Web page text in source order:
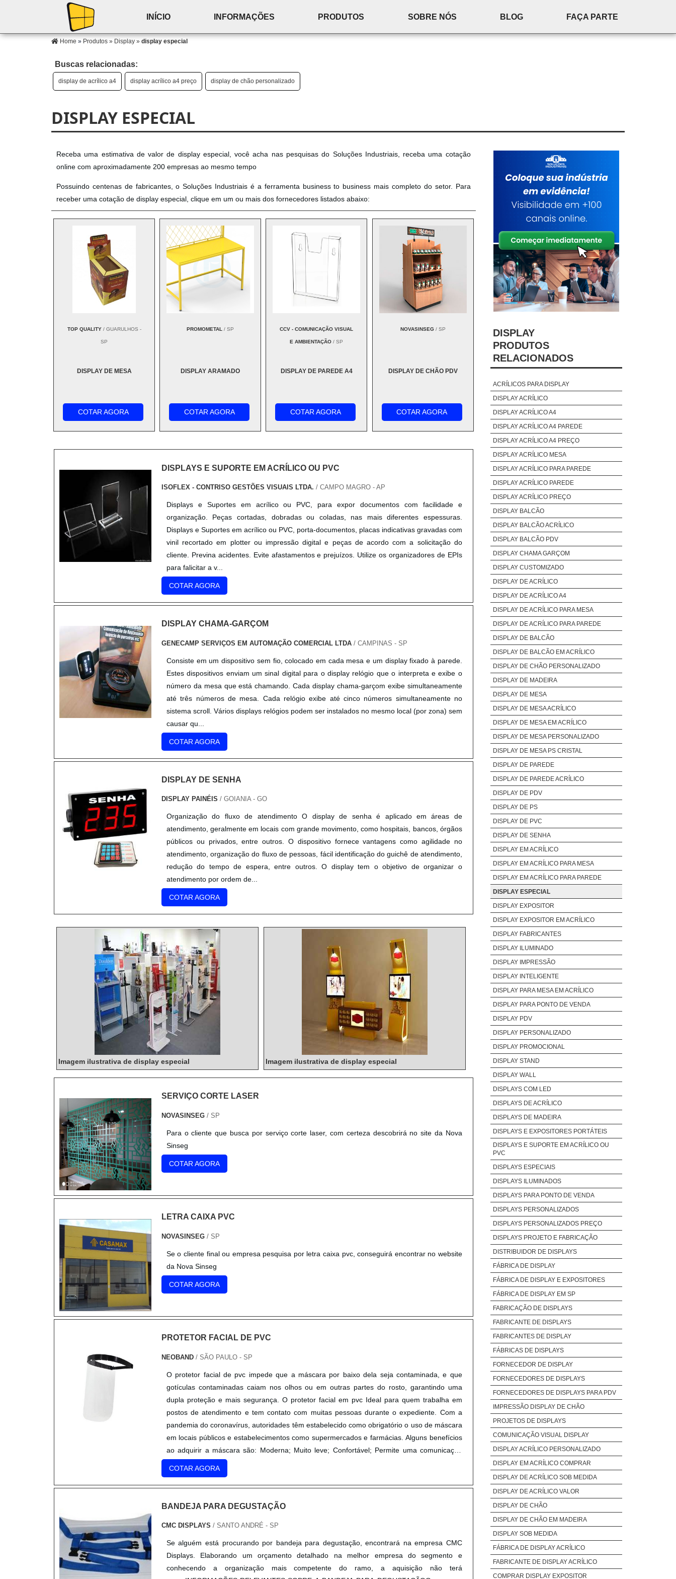
INÍCIO INFORMAÇÕES PRODUTOS SOBRE NÓS BLOG FAÇA PARTE
Home » Produtos » Display » display especial
Buscas relacionadas:
display de acrílico a4 display acrílico a4 preço display de chão personalizado
DISPLAY ESPECIAL
Receba uma estimativa de valor de display especial, você acha nas pesquisas do Soluções Industriais, receba uma cotação
online com aproximadamente 200 empresas ao mesmo tempo
Possuindo centenas de fabricantes, o Soluções Industriais é a ferramenta business to business mais completo do setor. Para
receber uma cotação de display especial, clique em um ou mais dos fornecedores listados abaixo:
TOP QUALITY/ GUARULHOS -
SP
DISPLAY DE MESA
COTAR AGORA
PROMOMETAL / SP
DISPLAY ARAMADO
COTAR AGORA
CCV - COMUNICAÇÃO VISUAL
E AMBIENTAÇÃO / SP
DISPLAY DE PAREDE A4
COTAR AGORA
NOVASINSEG/ SP
DISPLAY DE CHÃO PDV
COTAR AGORA
DISPLAYS E SUPORTE EM ACRÍLICO OU PVC
ISOFLEX - CONTRISO GESTÕES VISUAIS LTDA. / CAMPO MAGRO - AP
Displays e Suportes em acrílico ou PVC, para expor documentos com facilidade e
organização. Peças cortadas, dobradas ou coladas, nas mais diferentes espessuras.
Displays e Suportes em acrílico ou PVC, porta-documentos, placas indicativas gravadas com
vinil recortado em plotter ou impressão digital e peças de acordo com a solicitação do
cliente. Previna acidentes. Evite afastamentos e prejuízos. Utilize os organizadores de EPIs
para falicitar a v...
COTAR AGORA
DISPLAY CHAMA-GARÇOM
GENECAMP SERVIÇOS EM AUTOMAÇÃO COMERCIAL LTDA / CAMPINAS - SP
Consiste em um dispositivo sem fio, colocado em cada mesa e um display fixado à parede.
Estes dispositivos enviam um sinal digital para o display relógio que o interpreta e exibe o
número da mesa que está chamando. Cada display chama-garçom exibe simultaneamente
até três números de mesa. Cada relógio exibe até cinco números simultaneamente no
sistema scroll. Vários displays relógios podem ser instalados no mesmo local (por zona) sem
causar qu...
COTAR AGORA
DISPLAY DE SENHA
DISPLAY PAINÉIS / GOIANIA - GO
Organização do fluxo de atendimento O display de senha é aplicado em áreas de
atendimento, geralmente em locais com grande movimento, como hospitais, bancos, órgãos
públicos ou privados, entre outros. O dispositivo fornece vantagens como agilidade no
atendimento, organização do fluxo de pessoas, fácil identificação do guichê de atendimento,
redução do tempo de espera, entre outros. O display tem o objetivo de organizar o
atendimento por ordem de...
COTAR AGORA
Imagem ilustrativa de display especial Imagem ilustrativa de display especial
SERVIÇO CORTE LASER
NOVASINSEG/ SP
Para o cliente que busca por serviço corte laser, com certeza descobrirá no site da Nova
Sinseg
COTAR AGORA
LETRA CAIXA PVC
NOVASINSEG/ SP
Se o cliente final ou empresa pesquisa por letra caixa pvc, conseguirá encontrar no website
da Nova Sinseg
COTAR AGORA
PROTETOR FACIAL DE PVC
NEOBAND/ SÃO PAULO - SP
O protetor facial de pvc impede que a máscara por baixo dela seja contaminada, e que
gotículas contaminadas caiam nos olhos ou em outras partes do rosto, garantindo uma
dupla proteção e mais segurança. O protetor facial em pvc Ideal para quem trabalha em
postos de atendimento e tem contato com muitas pessoas durante o expediente. Com a
pandemia do coronavírus, autoridades têm estabelecido como obrigatório o uso de máscara
em locais públicos e estabelecimentos como supermercados e farmácias. Alguns benefícios
ao adquirir a máscara são: Moderna; Muito leve; Confortável; Permite uma comunicação
clara; Adapta perfeitamente a óculos de grau, mantendo visibilidade nítida e translúcida;
Elástico de fixação ajustável; Altamente higiênica; Possui suporte anatômico de apoio na
testa do usuário; É reutilizável; Fácil desinfecção com álcool.O protetor facial fabricado em
pvc pode ser usada também por pessoas comuns, que buscam total proteção do rosto.
Utilizada em conjunto com máscaras convencionais, aumenta sua durabilidade. A principal
utilidade do protetor facial, no entanto, é no controle da epidemia, já que o vírus é
corretamente, cobrindo boca e nariz, a máscara consiste em uma barreira de proteção
COTAR AGORA
BANDEJA PARA DEGUSTAÇÃO
CMC DISPLAYS / SANTO ANDRÉ - SP
Se alguém está procurando por bandeja para degustação, encontrará na empresa CMC
Displays. Elaborando um orçamento detalhado na melhor empresa do segmento e
conhecendo a organização mais competente do ramo, a aquisição não terá
DISPLAY
PRODUTOS
RELACIONADOS
ACRÍLICOS PARA DISPLAY
DISPLAY ACRÍLICO
DISPLAY ACRÍLICO A4
DISPLAY ACRÍLICO A4 PAREDE
DISPLAY ACRÍLICO A4 PREÇO
DISPLAY ACRÍLICO MESA
DISPLAY ACRÍLICO PARA PAREDE
DISPLAY ACRÍLICO PAREDE
DISPLAY ACRÍLICO PREÇO
DISPLAY BALCÃO
DISPLAY BALCÃO ACRÍLICO
DISPLAY BALCÃO PDV
DISPLAY CHAMA GARÇOM
DISPLAY CUSTOMIZADO
DISPLAY DE ACRÍLICO
DISPLAY DE ACRÍLICO A4
DISPLAY DE ACRÍLICO PARA MESA
DISPLAY DE ACRÍLICO PARA PAREDE
DISPLAY DE BALCÃO
DISPLAY DE BALCÃO EM ACRÍLICO
DISPLAY DE CHÃO PERSONALIZADO
DISPLAY DE MADEIRA
DISPLAY DE MESA
DISPLAY DE MESA ACRÍLICO
DISPLAY DE MESA EM ACRÍLICO
DISPLAY DE MESA PERSONALIZADO
DISPLAY DE MESA PS CRISTAL
DISPLAY DE PAREDE
DISPLAY DE PAREDE ACRÍLICO
DISPLAY DE PDV
DISPLAY DE PS
DISPLAY DE PVC
DISPLAY DE SENHA
DISPLAY EM ACRÍLICO
DISPLAY EM ACRÍLICO PARA MESA
DISPLAY EM ACRÍLICO PARA PAREDE
DISPLAY ESPECIAL
DISPLAY EXPOSITOR
DISPLAY EXPOSITOR EM ACRÍLICO
DISPLAY FABRICANTES
DISPLAY ILUMINADO
DISPLAY IMPRESSÃO
DISPLAY INTELIGENTE
DISPLAY PARA MESA EM ACRÍLICO
DISPLAY PARA PONTO DE VENDA
DISPLAY PDV
DISPLAY PERSONALIZADO
DISPLAY PROMOCIONAL
DISPLAY STAND
DISPLAY WALL
DISPLAYS COM LED
DISPLAYS DE ACRÍLICO
DISPLAYS DE MADEIRA
DISPLAYS E EXPOSITORES PORTÁTEIS
DISPLAYS E SUPORTE EM ACRÍLICO OU
PVC
DISPLAYS ESPECIAIS
DISPLAYS ILUMINADOS
DISPLAYS PARA PONTO DE VENDA
DISPLAYS PERSONALIZADOS
DISPLAYS PERSONALIZADOS PREÇO
DISPLAYS PROJETO E FABRICAÇÃO
DISTRIBUIDOR DE DISPLAYS
FÁBRICA DE DISPLAY
FÁBRICA DE DISPLAY E EXPOSITORES
FÁBRICA DE DISPLAY EM SP
FABRICAÇÃO DE DISPLAYS
FABRICANTE DE DISPLAYS
FABRICANTES DE DISPLAY
FÁBRICAS DE DISPLAYS
FORNECEDOR DE DISPLAY
FORNECEDORES DE DISPLAYS
FORNECEDORES DE DISPLAYS PARA PDV
IMPRESSÃO DISPLAY DE CHÃO
PROJETOS DE DISPLAYS
COMUNICAÇÃO VISUAL DISPLAY
DISPLAY ACRÍLICO PERSONALIZADO
DISPLAY EM ACRÍLICO COMPRAR
DISPLAY DE ACRÍLICO SOB MEDIDA
DISPLAY DE ACRÍLICO VALOR
DISPLAY DE CHÃO
DISPLAY DE CHÃO EM MADEIRA
DISPLAY SOB MEDIDA
FÁBRICA DE DISPLAY ACRÍLICO
FABRICANTE DE DISPLAY ACRÍLICO
COMPRAR DISPLAY EXPOSITOR